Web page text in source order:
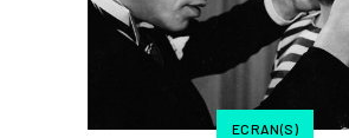
ECRAN(S)